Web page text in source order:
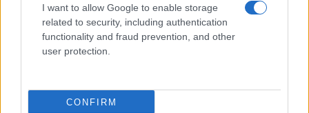
I want to allow Google to enable storage
related to security, including authentication
functionality and fraud prevention, and other
user protection.
CONFIRM
Come la fibra ottica sta rivoluzionando i data center